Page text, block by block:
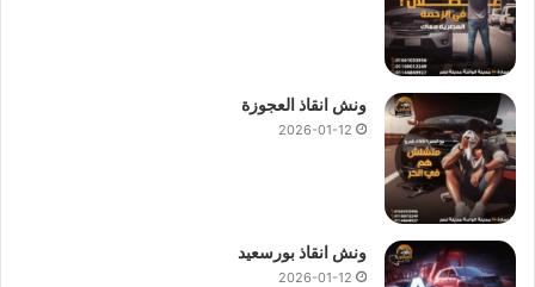
ونش انقاذ العجوزة
2026-01-12
ونش انقاذ بورسعيد
2026-01-12